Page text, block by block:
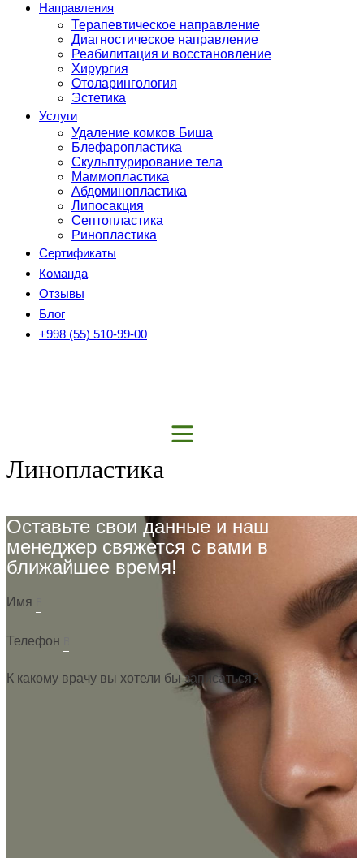
Направления
Терапевтическое направление
Диагностическое направление
Реабилитация и восстановление
Хирургия
Отоларингология
Эстетика
Услуги
Удаление комков Биша
Блефаропластика
Скульптурирование тела
Маммопластика
Абдоминопластика
Липосакция
Септопластика
Ринопластика
Сертификаты
Команда
Отзывы
Блог
+998 (55) 510-99-00
Линопластика
Оставьте свои данные и наш
менеджер свяжется с вами в
ближайшее время!
Имя
Телефон
К какому врачу вы хотели бы записаться?